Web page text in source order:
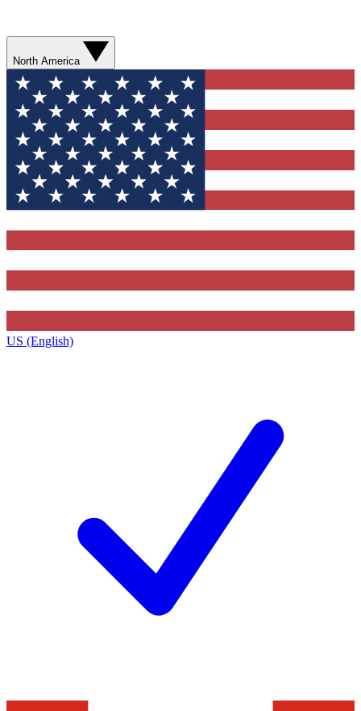
North America
US (English)